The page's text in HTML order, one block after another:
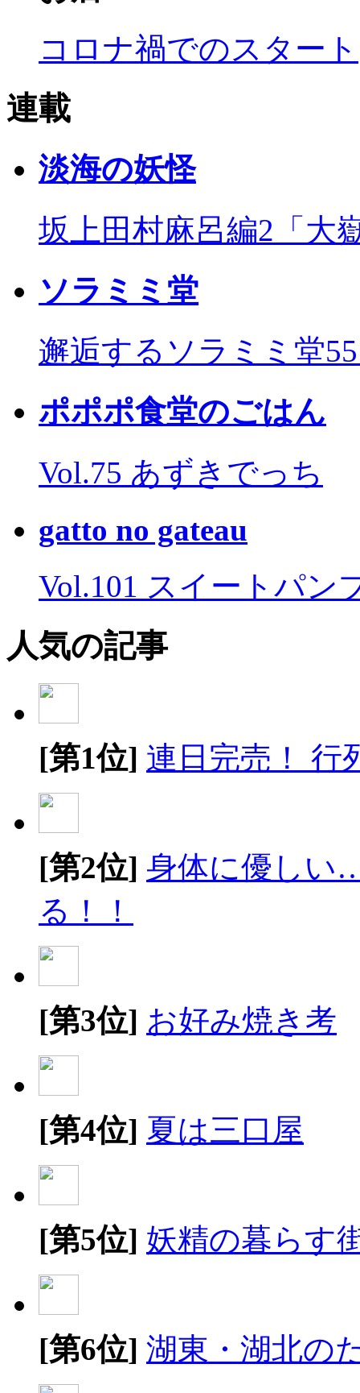
コロナ禍でのスタート
連載
淡海の妖怪
坂上田村麻呂編2「大
ソラミミ堂
邂逅するソラミミ堂
ポポポ食堂のごはん
Vol.75 あずきでっち
gatto no gateau
Vol.101 スイートパン
人気の記事
[第1位] 連日完売！ 行
[第2位] 身体に優しい
る！！
[第3位] お好み焼き考
[第4位] 夏は三口屋
[第5位] 妖精の暮らす
[第6位] 湖東・湖北の